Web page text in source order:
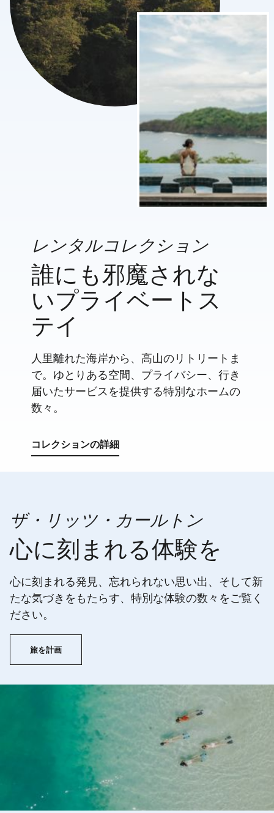
レンタルコレクション
誰にも邪魔されな
いプライベートス
テイ
人里離れた海岸から、高山のリトリートま
で。ゆとりある空間、プライバシー、行き
届いたサービスを提供する特別なホームの
数々。
コレクションの詳細
ザ・リッツ・カールトン
心に刻まれる体験を
心に刻まれる発見、忘れられない思い出、そして新
たな気づきをもたらす、特別な体験の数々をご覧く
ださい。
旅を計画